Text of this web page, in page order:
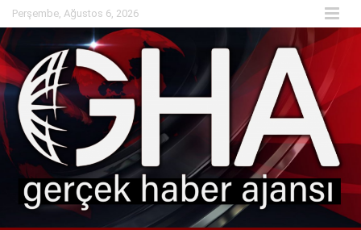
Skip
to
content
Perşembe, Ağustos 6, 2026